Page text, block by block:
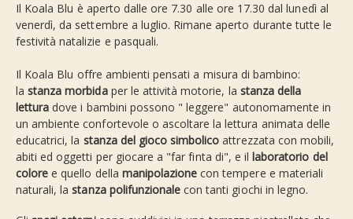
Il Koala Blu è aperto dalle ore 7.30 alle ore 17.30 dal lunedì al
venerdì, da settembre a luglio. Rimane aperto durante tutte le
festività natalizie e pasquali.
Il Koala Blu offre ambienti pensati a misura di bambino:
lastanza morbidaper le attività motorie, la stanza della
lettura dove i bambini possono " leggere" autonomamente in
un ambiente confortevole o ascoltare la lettura animata delle
educatrici, la stanza del gioco simbolico attrezzata con mobili,
abiti ed oggetti per giocare a "far finta di", e il laboratorio del
colore e quello della manipolazione con tempere e materiali
naturali, lastanza polifunzionalecon tanti giochi in legno.